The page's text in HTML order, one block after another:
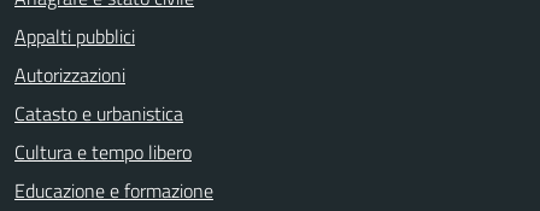
Appalti pubblici
Autorizzazioni
Catasto e urbanistica
Cultura e tempo libero
Educazione e formazione